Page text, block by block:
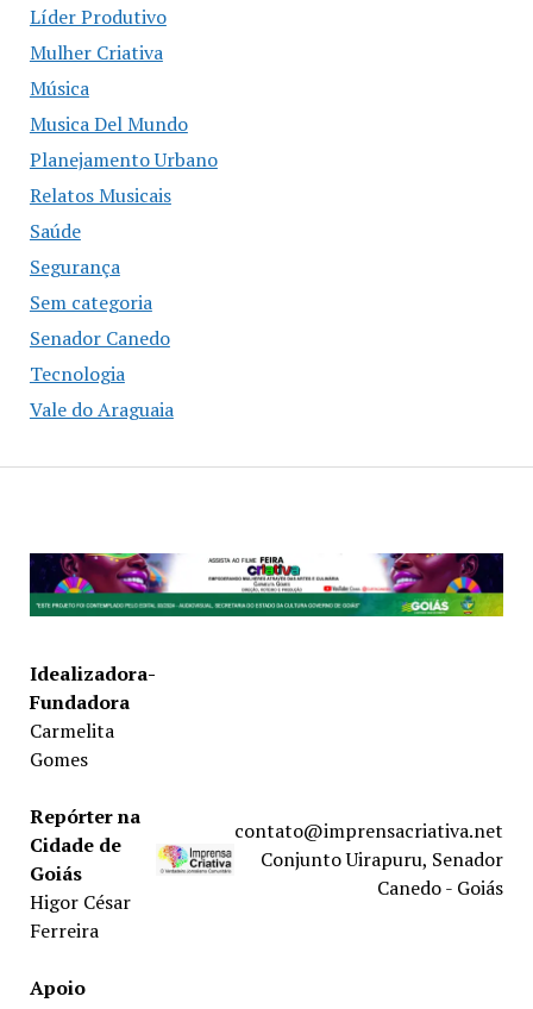
Líder Produtivo
Mulher Criativa
Música
Musica Del Mundo
Planejamento Urbano
Relatos Musicais
Saúde
Segurança
Sem categoria
Senador Canedo
Tecnologia
Vale do Araguaia
Idealizadora-
Fundadora
Carmelita
Gomes
Repórter na
Cidade de
Goiás
Higor César
Ferreira
Apoio
contato@imprensacriativa.net
Conjunto Uirapuru, Senador
Canedo - Goiás